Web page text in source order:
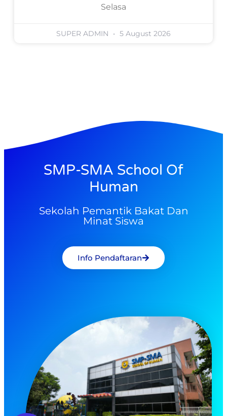
Selasa
SUPER ADMIN 5 August 2026
SMP-SMA School Of
Human
Sekolah Pemantik Bakat Dan
Minat Siswa
Info Pendaftaran